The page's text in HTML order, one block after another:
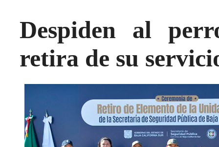
Despiden al
retira de su